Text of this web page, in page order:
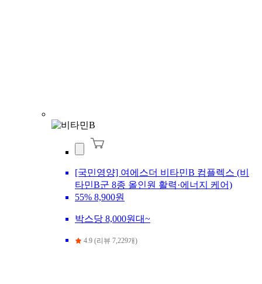
[국민영양] 여에스더 비타민B 컴플렉스 (비
타민B군 8종 올인원 활력·에너지 케어)
55% 8,900원
박스당 8,000원대~
4.9 (리뷰 7,229개)